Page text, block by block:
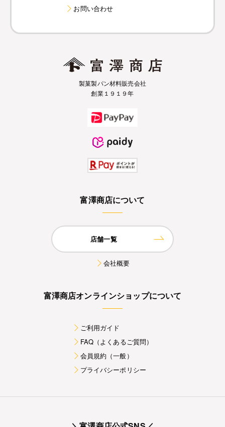
お問い合わせ
製菓製パン材料販売会社
創業１９１９年
富澤商店について
店舗一覧
会社概要
富澤商店オンラインショップについて
ご利用ガイド
FAQ（よくあるご質問）
会員規約（一般）
プライバシーポリシー